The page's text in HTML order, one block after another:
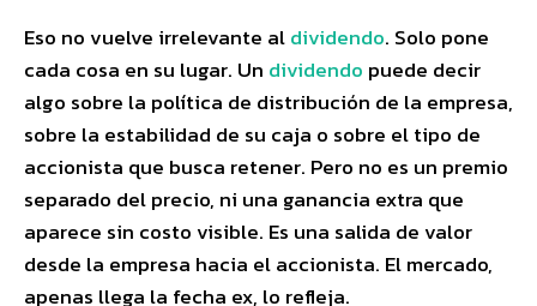
Eso no vuelve irrelevante aldividendo. Solo pone
cada cosa en su lugar. Un dividendo puede decir
algo sobre la política de distribución de la empresa,
sobre la estabilidad de su caja o sobre el tipo de
accionista que busca retener. Pero no es un premio
separado del precio, ni una ganancia extra que
aparece sin costo visible. Es una salida de valor
desde la empresa hacia el accionista. El mercado,
apenas llega la fecha ex, lo refleja.